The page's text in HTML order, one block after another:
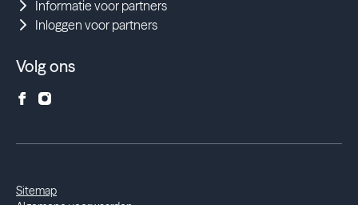
Informatie voor partners
Inloggen voor partners
Volg ons
Sitemap